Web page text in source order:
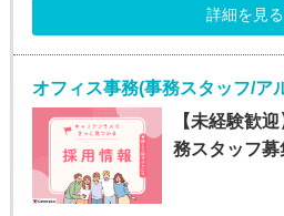
詳細を見る
オフィス事務(事務スタッフ/ア
【未経験歓
務スタッフ